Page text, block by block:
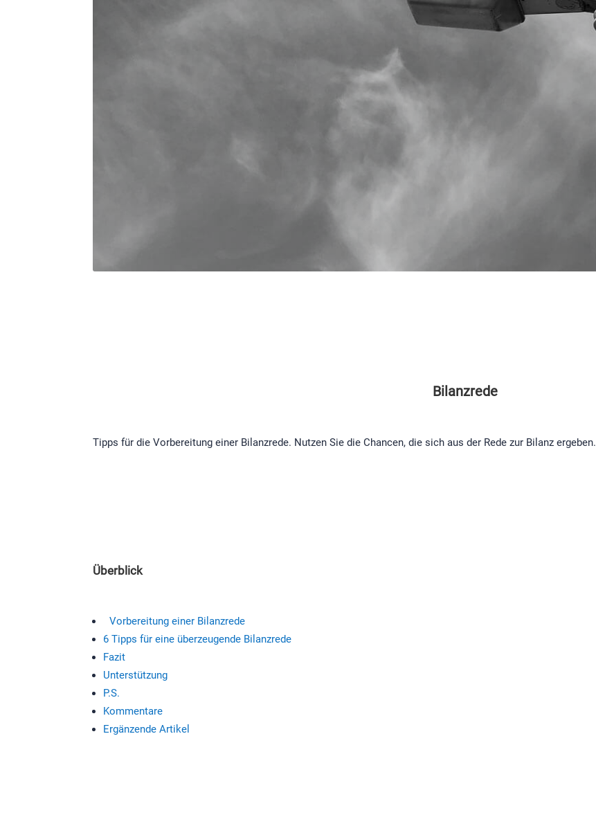
Bilanzrede
Tipps für die Vorbereitung einer Bilanzrede. Nutzen Sie die Chancen, die sich aus der Rede zur Bilanz ergeben.
Überblick
Vorbereitung einer Bilanzrede
6 Tipps für eine überzeugende Bilanzrede
Fazit
Unterstützung
P.S.
Kommentare
Ergänzende Artikel